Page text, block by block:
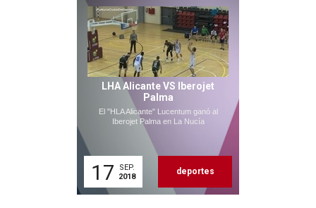
LHA Alicante VS Iberojet
Palma
El "HLA Alicante" Lucentum ganó al
Iberojet Palma en La Nucía
17
SEP.
2018
deportes